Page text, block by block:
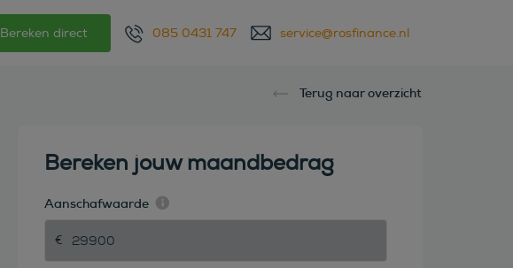
Bereken direct 085 0431 747 service@rosfinance.nl
Terug naar overzicht
Bereken jouw maandbedrag
Aanschafwaarde